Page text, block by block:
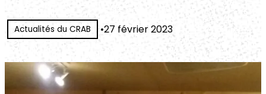
Actualités du CRAB •27 février 2023